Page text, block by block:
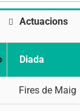
Actuacions
Diada
Fires de Maig